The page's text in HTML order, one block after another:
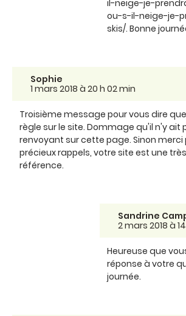
il-neige-je-
ou-s-il-neige-je-
skis/. Bonne
Sophie
1 mars 2018 à 20 h 02 min
Troisième message pour vous dire
règle sur le site. Dommage qu'il n'y ait
renvoyant sur cette page. Sinon merci
précieux rappels, votre site est une
référence.
Sandrine
2 mars 2018 à
Heureuse que
réponse à votre
journée.